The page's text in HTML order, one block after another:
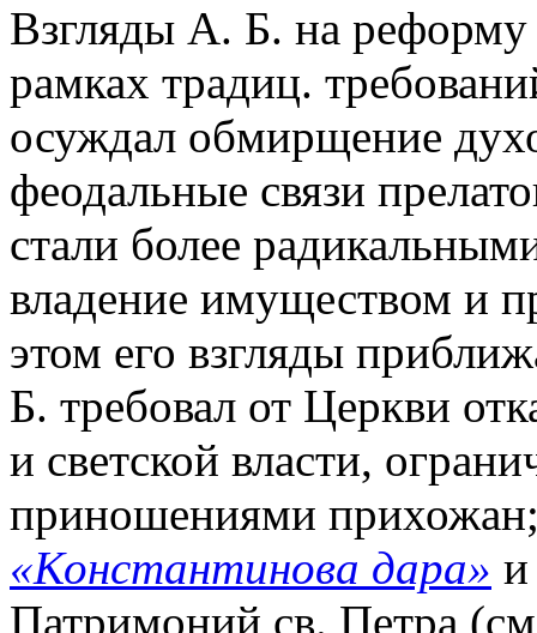
Взгляды А. Б. на реформу
рамках традиц.
осуждал обмирщение
феодальные связи
стали более
владение имуществом и
этом его взгляды
Б. требовал от Церкви
и светской власти,
приношениями
«Константинова дара» и
Патримоний св. Петра